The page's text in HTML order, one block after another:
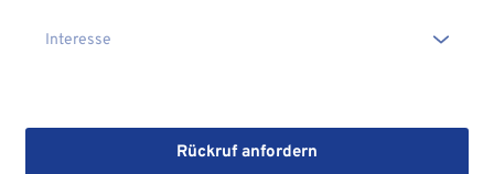
Rückruf anfordern